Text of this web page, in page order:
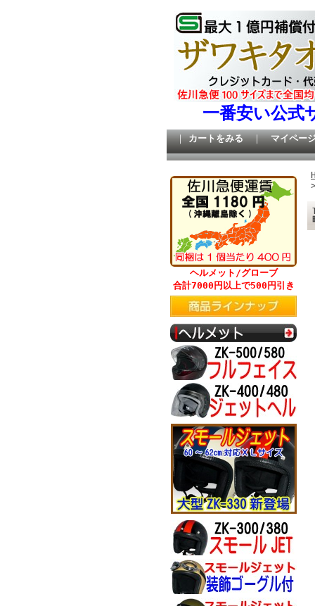
一番安い公式
｜ カートをみる ｜ マイペー
ヘルメット/グローブ
合計7000円以上で500円引き